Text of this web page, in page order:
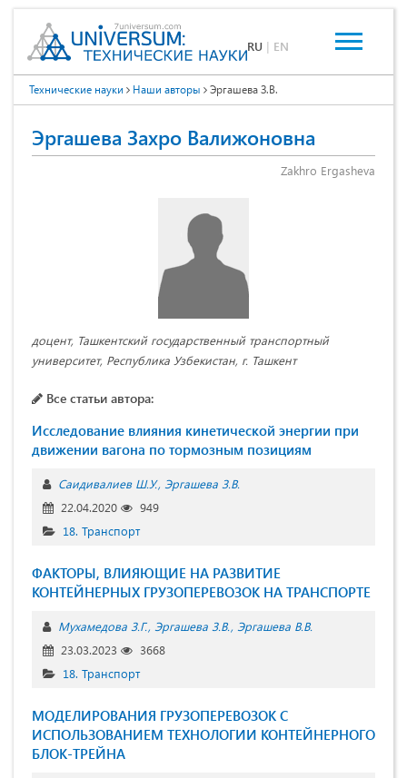
RU | EN
Технические науки Наши авторы Эргашева З.В.
Эргашева Захро Валижоновна
Zakhro Ergasheva
доцент, Ташкентский государственный транспортный
университет, Республика Узбекистан, г. Ташкент
Все статьи автора:
Исследование влияния кинетической энергии при
движении вагона по тормозным позициям
Саидивалиев Ш.У. Эргашева З.В.
22.04.2020
949
18. Транспорт
ФАКТОРЫ, ВЛИЯЮЩИЕ НА РАЗВИТИЕ
КОНТЕЙНЕРНЫХ ГРУЗОПЕРЕВОЗОК НА ТРАНСПОРТЕ
Мухамедова З.Г. Эргашева З.В. Эргашева В.В.
23.03.2023
3668
18. Транспорт
МОДЕЛИРОВАНИЯ ГРУЗОПЕРЕВОЗОК С
ИСПОЛЬЗОВАНИЕМ ТЕХНОЛОГИИ КОНТЕЙНЕРНОГО
БЛОК-ТРЕЙНА